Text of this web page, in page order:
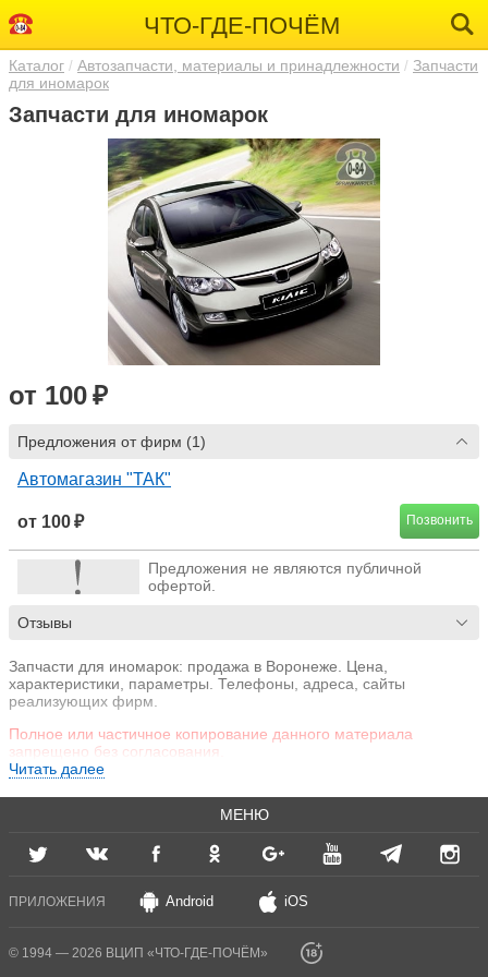
ЧТО-ГДЕ-ПОЧЁМ
Каталог Автозапчасти, материалы и принадлежности
Запчасти
для иномарок
Запчасти для иномарок
от 100 ₽
Предложения от фирм (1)
Автомагазин "ТАК"
от 100 ₽ Позвонить
Предложения не являются публичной
офертой.
Отзывы
Запчасти для иномарок: продажа в Воронеже. Цена,
характеристики, параметры. Телефоны, адреса, сайты
реализующих фирм.
Полное или частичное копирование данного материала
запрещено без согласования.
Читать далее
МЕНЮ
ПРИЛОЖЕНИЯ Android iOS
© 1994 — 2026 ВЦИП «ЧТО-ГДЕ-ПОЧЁМ»